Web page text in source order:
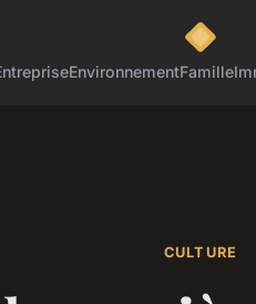
EnvironnementFamille
CULTURE